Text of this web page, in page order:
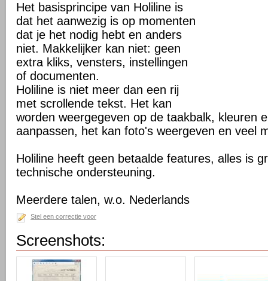
Het basisprincipe van Holiline is
dat het aanwezig is op momenten
dat je het nodig hebt en anders
niet. Makkelijker kan niet: geen
extra kliks, vensters, instellingen
of documenten.
Holiline is niet meer dan een rij
met scrollende tekst. Het kan
worden weergegeven op de taakbalk, kleuren
aanpassen, het kan foto's weergeven en veel
Holiline heeft geen betaalde features, alles is
technische ondersteuning.
Meerdere talen, w.o. Nederlands
Stel een correctie voor
Screenshots: